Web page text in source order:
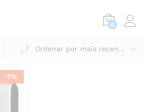
0
Ordenar por mais recentes
-7%